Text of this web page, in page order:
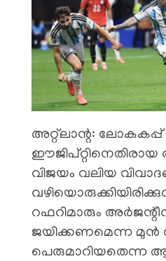
അറ്റ്‌ലാന്റ: ലോകകപ്പ്
വിജയം വലിയ
റഫറിമാരും
ജയിക്കണമെന്ന